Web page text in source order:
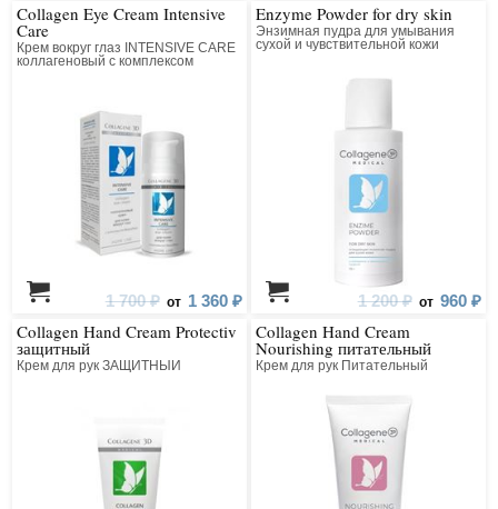
Collagen Eye Cream Intensive
Care
Крем вокруг глаз INTENSIVE CARE
коллагеновый с комплексом
1 700 ₽ от 1 360 ₽
Enzyme Powder for dry skin
Энзимная пудра для умывания
сухой и чувствительной кожи
1 200 ₽ от 960 ₽
Collagen Hand Cream Protectiv
защитный
Крем для рук ЗАЩИТНЫЙ
Collagen Hand Cream
Nourishing питательный
Крем для рук Питательный